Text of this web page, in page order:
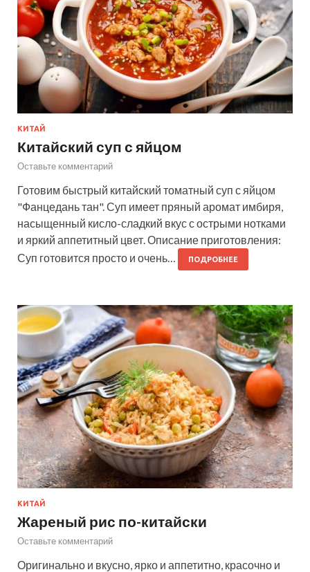
КИТАЙ
Китайский суп с яйцом
Оставьте комментарий
Готовим быстрый китайский томатный суп с яйцом
"Фанцедань тан". Суп имеет пряный аромат имбиря,
насыщенный кисло-сладкий вкус с острыми нотками
и яркий аппетитный цвет. Описание приготовления:
Суп готовится просто и очень…
ПОДРОБНЕЕ
КИТАЙ
Жареный рис по-китайски
Оставьте комментарий
Оригинально и вкусно, ярко и аппетитно, красочно и